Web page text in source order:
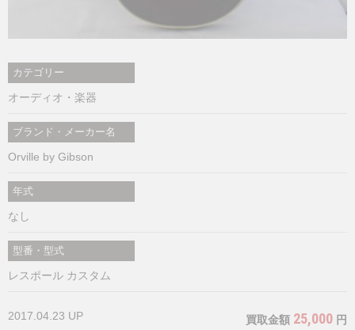
カテゴリー
オーディオ・楽器
ブランド・メーカー名
Orville by Gibson
年式
なし
型番・型式
レスポール カスタム
2017.04.23 UP 買取金額 25,000 円